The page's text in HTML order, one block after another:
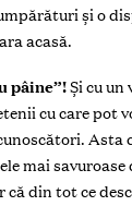
şi o
acasă.
pâine”!Şi cu un
cu care pot
Asta
mai
că din tot ce